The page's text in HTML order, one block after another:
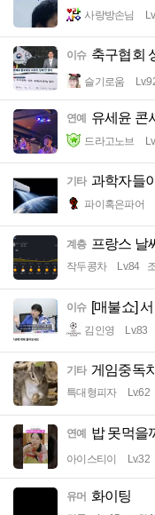
사랑방손님
이슈 축구협회
슬기로움
연예 유세윤 콘
드라고노브
기타 과학자들
파이혹은파어
계층 프랑스 날
작두콩차 Lv.84
이슈 [매불쇼]
김인영 Lv.83
기타 게임중독
특대형피자 Lv.62
연예 밥 못먹을
아이스티이 Lv.32
유머 화이팅